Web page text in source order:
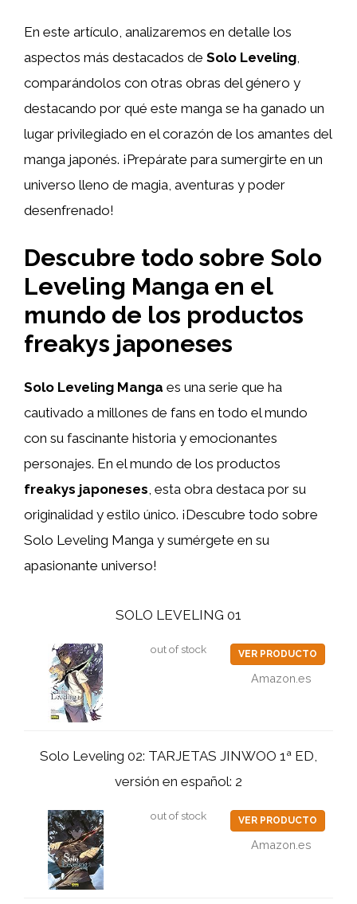
En este artículo, analizaremos en detalle los
aspectos más destacados de Solo Leveling,
comparándolos con otras obras del género y
destacando por qué este manga se ha ganado un
lugar privilegiado en el corazón de los amantes del
manga japonés. ¡Prepárate para sumergirte en un
universo lleno de magia, aventuras y poder
desenfrenado!
Descubre todo sobre Solo
Leveling Manga en el
mundo de los productos
freakys japoneses
Solo Leveling Manga es una serie que ha
cautivado a millones de fans en todo el mundo
con su fascinante historia y emocionantes
personajes. En el mundo de los productos
freakys japoneses , esta obra destaca por su
originalidad y estilo único. ¡Descubre todo sobre
Solo Leveling Manga y sumérgete en su
apasionante universo!
SOLO LEVELING 01
out of stock VER PRODUCTO
Amazon.es
Solo Leveling 02: TARJETAS JINWOO 1ª ED,
versión en español: 2
out of stock VER PRODUCTO
Amazon.es